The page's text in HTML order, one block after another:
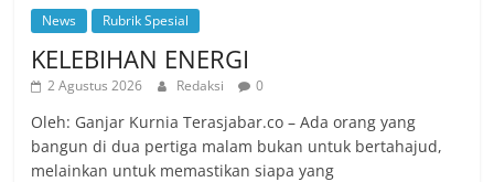
News Rubrik Spesial
KELEBIHAN ENERGI
2 Agustus 2026 Redaksi 0
Oleh: Ganjar Kurnia Terasjabar.co – Ada orang yang
bangun di dua pertiga malam bukan untuk bertahajud,
melainkan untuk memastikan siapa yang